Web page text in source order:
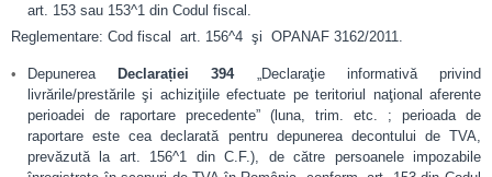
art. 153 sau 153^1 din Codul fiscal.
Reglementare: Cod fiscal art. 156^4 şi OPANAF 3162/2011.
Depunerea Declarației 394 „Declaraţie informativă privind
livrările/prestările şi achiziţiile efectuate pe teritoriul naţional aferente
perioadei de raportare precedente” (luna, trim. etc. ; perioada de
raportare este cea declarată pentru depunerea decontului de TVA,
prevăzută la art. 156^1 din C.F.), de către persoanele impozabile